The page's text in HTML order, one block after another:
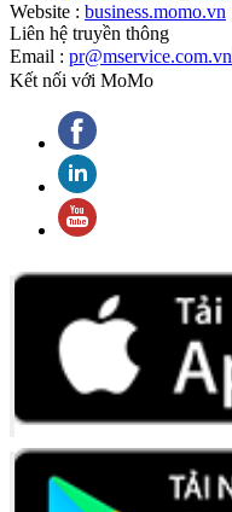
Website : business.momo.vn
Liên hệ truyền thông
Email : pr@mservice.com.vn
Kết nối với MoMo